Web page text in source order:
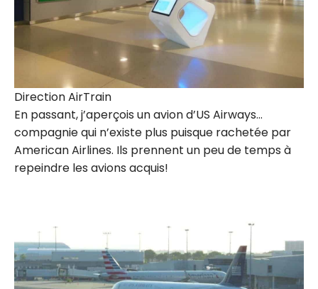
Direction AirTrain
En passant, j’aperçois un avion d’US Airways…
compagnie qui n’existe plus puisque rachetée par
American Airlines. Ils prennent un peu de temps à
repeindre les avions acquis!